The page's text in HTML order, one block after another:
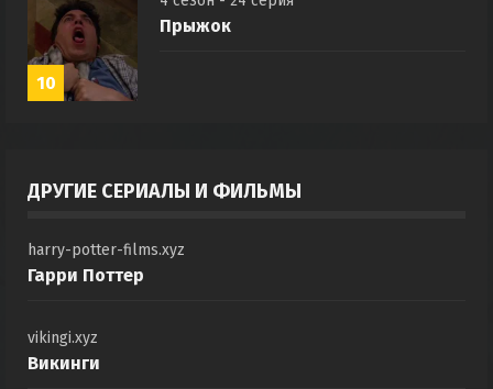
10
Прыжок
ДРУГИЕ СЕРИАЛЫ И ФИЛЬМЫ
harry-potter-films.xyz
Гарри Поттер
vikingi.xyz
Викинги